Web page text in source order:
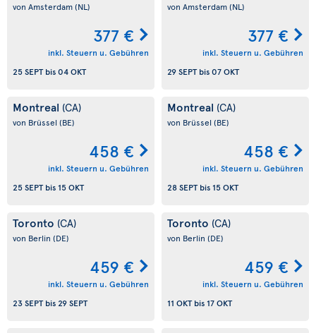
von Amsterdam(NL)
377 €
inkl. Steuern u. Gebühren
25 SEPTbis04 OKT
von Amsterdam(NL)
377 €
inkl. Steuern u. Gebühren
29 SEPTbis07 OKT
Montreal (CA)
von Brüssel (BE)
458 €
inkl. Steuern u. Gebühren
25 SEPTbis 15 OKT
Montreal (CA)
von Brüssel (BE)
458 €
inkl. Steuern u. Gebühren
28 SEPTbis 15 OKT
Toronto (CA)
von Berlin (DE)
459 €
inkl. Steuern u. Gebühren
23 SEPTbis29 SEPT
Toronto (CA)
von Berlin (DE)
459 €
inkl. Steuern u. Gebühren
11 OKTbis 17 OKT